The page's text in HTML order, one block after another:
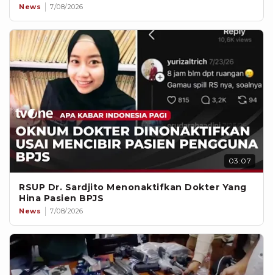
News 7/08/2026
03:07
RSUP Dr. Sardjito Menonaktifkan Dokter Yang
Hina Pasien BPJS
News 7/08/2026